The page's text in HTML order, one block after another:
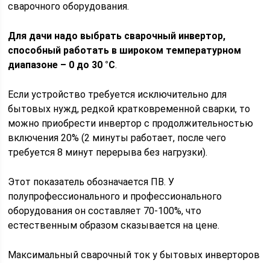
сварочного оборудования.
Для дачи надо выбрать сварочный инвертор,
способный работать в широком температурном
диапазоне – 0 до 30 °C.
Если устройство требуется исключительно для
бытовых нужд, редкой кратковременной сварки, то
можно приобрести инвертор с продолжительностью
включения 20% (2 минуты работает, после чего
требуется 8 минут перерыва без нагрузки).
Этот показатель обозначается ПВ. У
полупрофессионального и профессионального
оборудования он составляет 70-100%, что
естественным образом сказывается на цене.
Максимальный сварочный ток у бытовых инверторов